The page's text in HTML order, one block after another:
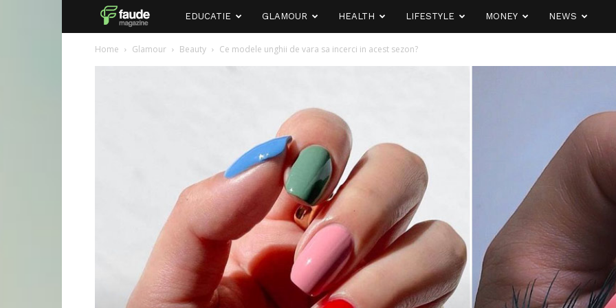
Faude
EDUCATIE GLAMOUR HEALTH LIFESTYLE MONEY NEWS
Home Glamour Beauty Ce modele unghii de vara sa incerci in acest sezon?